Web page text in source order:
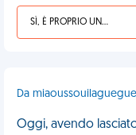
SÌ, È PROPRIO UNA VDM!
Da
Oggi, avendo